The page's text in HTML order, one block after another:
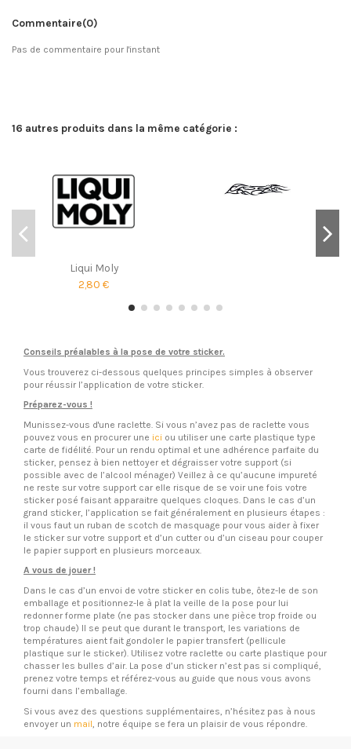
Commentaire(0)
Pas de commentaire pour l'instant
16 autres produits dans la même catégorie :
Liqui Moly
2,80 €
Conseils préalables à la pose de votre sticker.
Vous trouverez ci-dessous quelques principes simples à observer
pour réussir l’application de votre sticker.
Préparez-vous !
Munissez-vous d'une raclette. Si vous n’avez pas de raclette vous
pouvez vous en procurer une ici ou utiliser une carte plastique type
carte de fidélité. Pour un rendu optimal et une adhérence parfaite du
sticker, pensez à bien nettoyer et dégraisser votre support (si
possible avec de l’alcool ménager) Veillez à ce qu’aucune impureté
ne reste sur votre support car elle risque de se voir une fois votre
sticker posé faisant apparaitre quelques cloques. Dans le cas d’un
grand sticker, l’application se fait généralement en plusieurs étapes :
il vous faut un ruban de scotch de masquage pour vous aider à fixer
le sticker sur votre support et d’un cutter ou d’un ciseau pour couper
le papier support en plusieurs morceaux.
A vous de jouer !
Dans le cas d’un envoi de votre sticker en colis tube, ôtez-le de son
emballage et positionnez-le à plat la veille de la pose pour lui
redonner forme plate (ne pas stocker dans une pièce trop froide ou
trop chaude) Il se peut que durant le transport, les variations de
températures aient fait gondoler le papier transfert (pellicule
plastique sur le sticker). Utilisez votre raclette ou carte plastique pour
chasser les bulles d’air. La pose d’un sticker n’est pas si compliqué,
prenez votre temps et référez-vous au guide que nous vous avons
fourni dans l’emballage.
Si vous avez des questions supplémentaires, n’hésitez pas à nous
envoyer un mail , notre équipe se fera un plaisir de vous répondre.